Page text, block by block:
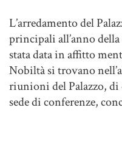
L’arredamento del
principali all’anno della
stata data in affitto
Nobiltà si trovano
riunioni del Palazzo, di
sede di conferenze,